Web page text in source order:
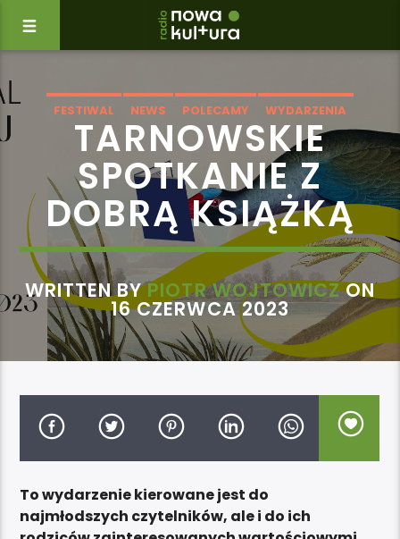
FESTIWAL NEWS POLECAMY WYDARZENIA
TARNOWSKIE
SPOTKANIE Z
DOBRĄ KSIĄŻKĄ
WRITTEN BYPIOTR WOJTOWICZON
16 CZERWCA 2023
To wydarzenie kierowane jest do
najmłodszych czytelników, ale i do ich